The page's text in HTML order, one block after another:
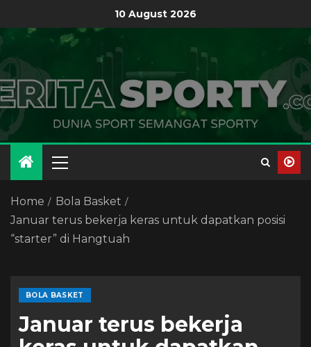
10 August 2026
Home
Bola Basket
Januar terus bekerja keras untuk dapatkan posisi
“starter” di Hangtuah
BOLA BASKET
Januar terus bekerja